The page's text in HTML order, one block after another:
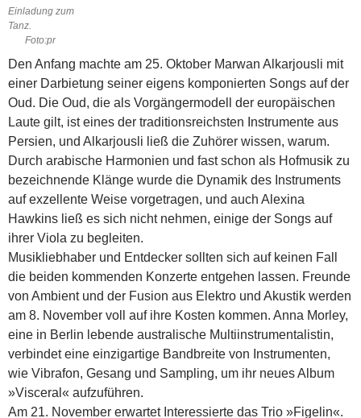
Einladung zum
Tanz.
Foto:pr
Den Anfang machte am 25. Oktober Marwan Alkarjousli mit
einer Darbietung seiner eigens komponierten Songs auf der
Oud. Die Oud, die als Vorgängermodell der europäischen
Laute gilt, ist eines der traditionsreichsten Instrumente aus
Persien, und Alkarjousli ließ die Zuhörer wissen, warum.
Durch arabische Harmonien und fast schon als Hofmusik zu
bezeichnende Klänge wurde die Dynamik des Instruments
auf exzellente Weise vorgetragen, und auch Alexina
Hawkins ließ es sich nicht nehmen, einige der Songs auf
ihrer Viola zu begleiten.
Musikliebhaber und Entdecker sollten sich auf keinen Fall
die beiden kommenden Konzerte entgehen lassen. Freunde
von Ambient und der Fusion aus Elektro und Akustik werden
am 8. November voll auf ihre Kosten kommen. Anna Morley,
eine in Berlin lebende australische Multiinstrumentalistin,
verbindet eine einzigartige Bandbreite von Instrumenten,
wie Vibrafon, Gesang und Sampling, um ihr neues Album
»Visceral« aufzuführen.
Am 21. November erwartet Interessierte das Trio »Figelin«.